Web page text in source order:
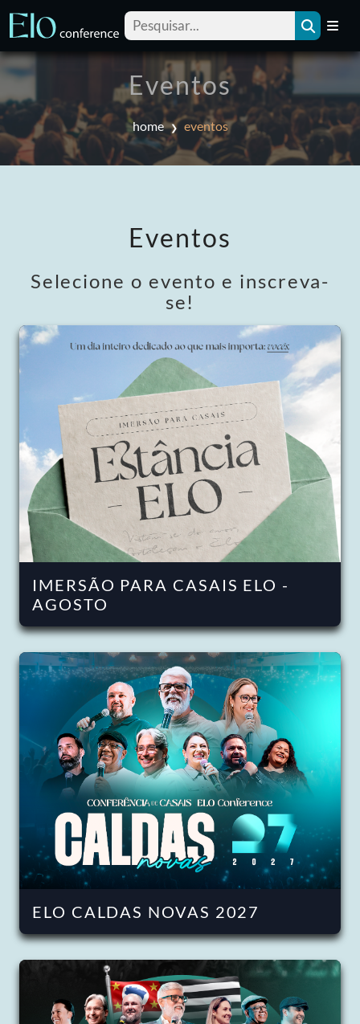
Eventos
home eventos
Eventos
Selecione o evento e inscreva-
se!
IMERSÃO PARA CASAIS ELO -
AGOSTO
ELO CALDAS NOVAS 2027